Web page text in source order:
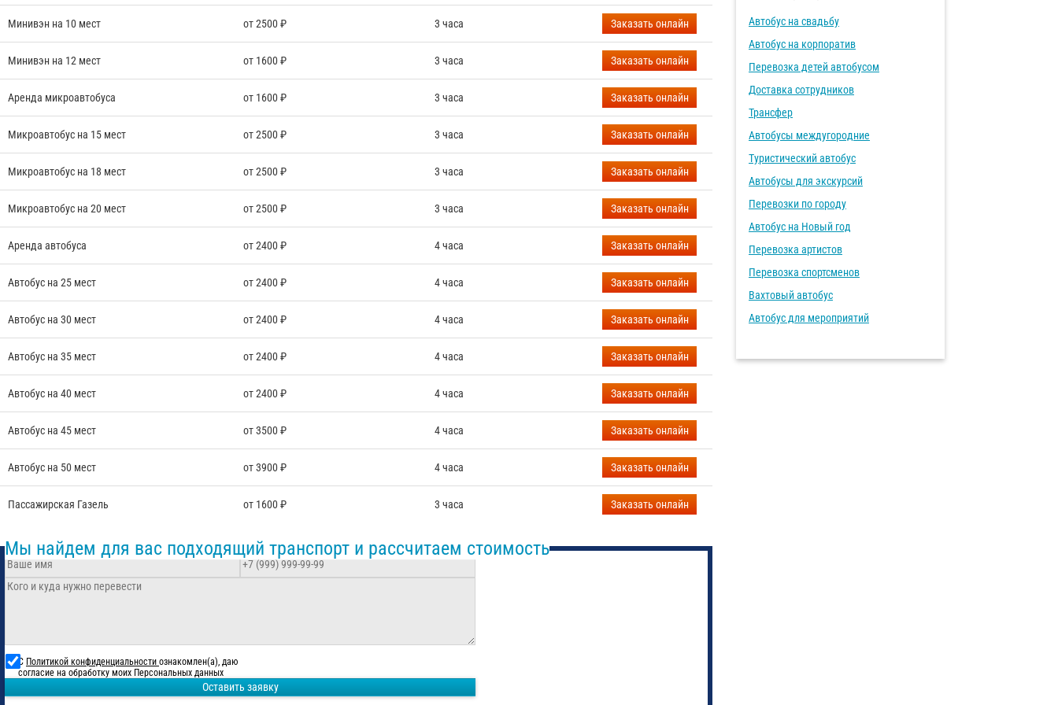
Минивэн на 10 мест от 2500 ₽ 3 часа Заказать онлайн
Минивэн на 12 мест от 1600 ₽ 3 часа Заказать онлайн
Аренда микроавтобуса от 1600 ₽ 3 часа Заказать онлайн
Микроавтобус на 15 мест от 2500 ₽ 3 часа Заказать онлайн
Микроавтобус на 18 мест от 2500 ₽ 3 часа Заказать онлайн
Микроавтобус на 20 мест от 2500 ₽ 3 часа Заказать онлайн
Аренда автобуса от 2400 ₽ 4 часа Заказать онлайн
Автобус на 25 мест от 2400 ₽ 4 часа Заказать онлайн
Автобус на 30 мест от 2400 ₽ 4 часа Заказать онлайн
Автобус на 35 мест от 2400 ₽ 4 часа Заказать онлайн
Автобус на 40 мест от 2400 ₽ 4 часа Заказать онлайн
Автобус на 45 мест от 3500 ₽ 4 часа Заказать онлайн
Автобус на 50 мест от 3900 ₽ 4 часа Заказать онлайн
Пассажирская Газель от 1600 ₽ 3 часа Заказать онлайн
Автобус на свадьбу
Автобус на корпоратив
Перевозка детей автобусом
Доставка сотрудников
Трансфер
Автобусы междугородние
Туристический автобус
Автобусы для экскурсий
Перевозки по городу
Автобус на Новый год
Перевозка артистов
Перевозка спортсменов
Вахтовый автобус
Автобус для мероприятий
Мы найдем для вас подходящий транспорт и рассчитаем стоимость
С Политикой конфиденциальности ознакомлен(а), даю
согласие на обработку моих Персональных данных
Оставить заявку